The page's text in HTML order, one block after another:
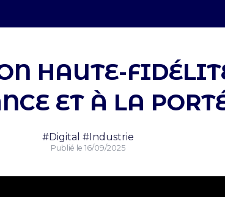
HAUTE-
ET À LA
#Digital #Industrie
Publié le 16/09/2025